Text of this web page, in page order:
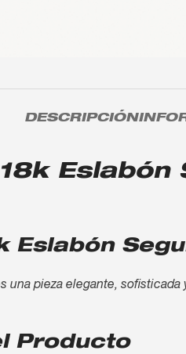
DESCRIPCIÓN
Eslabón
una pieza elegante,
Producto